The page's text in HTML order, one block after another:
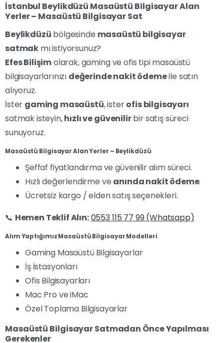
İstanbul Beylikdüzü Masaüstü Bilgisayar Alan
Yerler – Masaüstü Bilgisayar Sat
Beylikdüzü bölgesinde masaüstü bilgisayar
satmak mı istiyorsunuz?
Efes Bilişimolarak, gaming ve ofis tipi masaüstü
bilgisayarlarınızı değerinde nakit ödemeile satın
alıyoruz.
İster gaming masaüstü, isterofis bilgisayarı
satmak isteyin,hızlı ve güvenilirbir satış süreci
sunuyoruz.
Masaüstü Bilgisayar Alan Yerler – Beylikdüzü
Şeffaf fiyatlandırma ve güvenilir alım süreci.
Hızlı değerlendirme ve anında nakit ödeme.
Ücretsiz kargo / elden satış seçenekleri.
📞 Hemen Teklif Alın:0553 115 77 99 (Whatsapp)
Alım Yaptığımız Masaüstü Bilgisayar Modelleri
Gaming Masaüstü Bilgisayarlar
İş İstasyonları
Ofis Bilgisayarları
Mac Pro ve iMac
Özel Toplama Bilgisayarlar
Masaüstü Bilgisayar Satmadan Önce Yapılması
Gerekenler